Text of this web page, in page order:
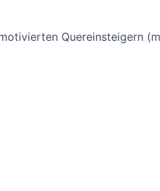
Quereinsteigern